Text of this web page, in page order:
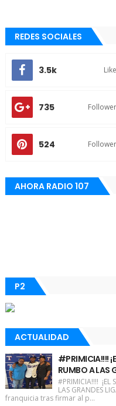
REDES SOCIALES
3.5k
735
524
AHORA RADIO 107
P2
ACTUALIDAD
#PRIMICIA!!!!
RUMBO A LAS
#PRIMICIA!!!! ¡EL
LAS GRANDES
franquicia tras firmar al p...